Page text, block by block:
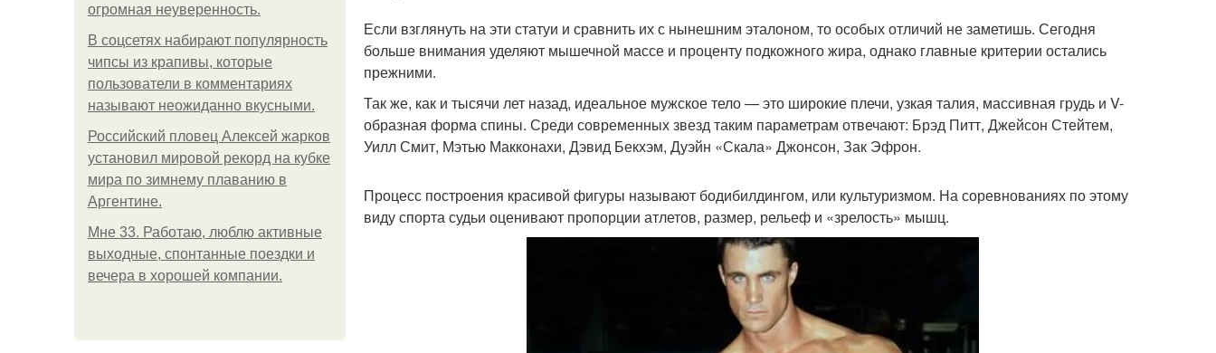
огромная неуверенность.
В соцсетях набирают популярность
чипсы из крапивы, которые
пользователи в комментариях
называют неожиданно вкусными.
Российский пловец Алексей жарков
установил мировой рекорд на кубке
мира по зимнему плаванию в
Аргентине.
Мне 33. Работаю, люблю активные
выходные, спонтанные поездки и
вечера в хорошей компании.
Если взглянуть на эти статуи и сравнить их с нынешним эталоном, то особых отличий не заметишь. Сегодня
больше внимания уделяют мышечной массе и проценту подкожного жира, однако главные критерии остались
прежними.
Так же, как и тысячи лет назад, идеальное мужское тело — это широкие плечи, узкая талия, массивная грудь и V-
образная форма спины. Среди современных звезд таким параметрам отвечают: Брэд Питт, Джейсон Стейтем,
Уилл Смит, Мэтью Макконахи, Дэвид Бекхэм, Дуэйн «Скала» Джонсон, Зак Эфрон.
Процесс построения красивой фигуры называют бодибилдингом, или культуризмом. На соревнованиях по этому
виду спорта судьи оценивают пропорции атлетов, размер, рельеф и «зрелость» мышц.